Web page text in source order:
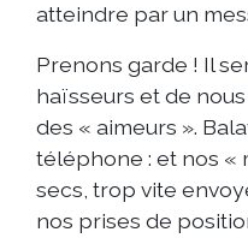
atteindre par un
Prenons garde ! Il
haïsseurs et de
des « aimeurs ».
téléphone : et nos «
secs, trop vite
nos prises de